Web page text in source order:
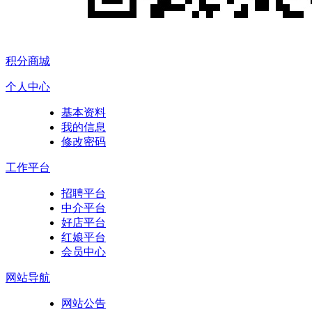
积分商城
个人中心
基本资料
我的信息
修改密码
工作平台
招聘平台
中介平台
好店平台
红娘平台
会员中心
网站导航
网站公告